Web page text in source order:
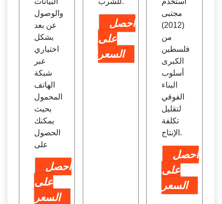
والوصول
عن بعد
بشكل
اختياري
عبر
شبكة
الهاتف
المحمول
بحيث
يمكنك
الحصول
على
احصل
على
السعر
احصل
على
السعر
مجتبى
(2012)
من
فلسطين
الكبرى
أسلوب
البناء
الفوقي
لتقليل
تكلفة
الإنتاج.
احصل
على
السعر